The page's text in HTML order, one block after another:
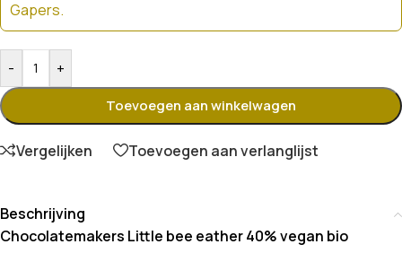
Gapers.
- +
Toevoegen aan winkelwagen
Vergelijken Toevoegen aan verlanglijst
Beschrijving
Chocolatemakers Little bee eather 40% vegan bio